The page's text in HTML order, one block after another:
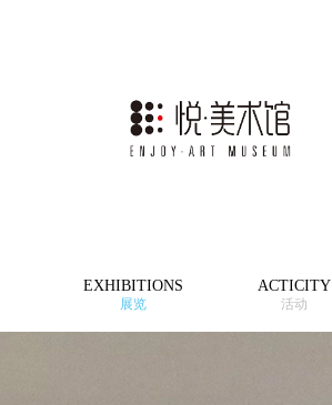
EXHIBITIONS
展览
ACTICITY
活动